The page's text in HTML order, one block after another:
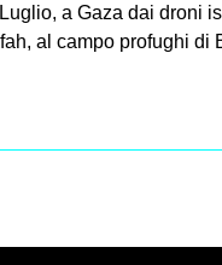
a Gaza dai droni
al campo profughi di